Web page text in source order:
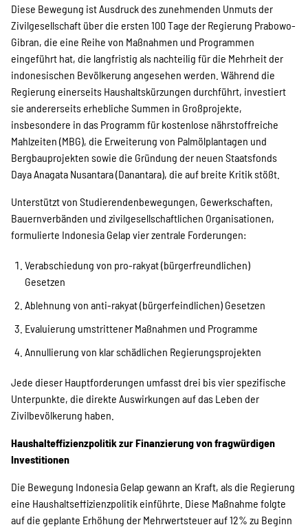
Diese Bewegung ist Ausdruck des zunehmenden Unmuts der
Zivilgesellschaft über die ersten 100 Tage der Regierung Prabowo-
Gibran, die eine Reihe von Maßnahmen und Programmen
eingeführt hat, die langfristig als nachteilig für die Mehrheit der
indonesischen Bevölkerung angesehen werden. Während die
Regierung einerseits Haushaltskürzungen durchführt, investiert
sie andererseits erhebliche Summen in Großprojekte,
insbesondere in das Programm für kostenlose nährstoffreiche
Mahlzeiten (MBG), die Erweiterung von Palmölplantagen und
Bergbauprojekten sowie die Gründung der neuen Staatsfonds
Daya Anagata Nusantara (Danantara), die auf breite Kritik stößt.
Unterstützt von Studierendenbewegungen, Gewerkschaften,
Bauernverbänden und zivilgesellschaftlichen Organisationen,
formulierte Indonesia Gelap vier zentrale Forderungen:
Verabschiedung von pro-rakyat (bürgerfreundlichen)
Gesetzen
Ablehnung von anti-rakyat (bürgerfeindlichen) Gesetzen
Evaluierung umstrittener Maßnahmen und Programme
Annullierung von klar schädlichen Regierungsprojekten
Jede dieser Hauptforderungen umfasst drei bis vier spezifische
Unterpunkte, die direkte Auswirkungen auf das Leben der
Zivilbevölkerung haben.
Haushalteffizienzpolitik zur Finanzierung von fragwürdigen
Investitionen
Die Bewegung Indonesia Gelap gewann an Kraft, als die Regierung
eine Haushaltseffizienzpolitik einführte. Diese Maßnahme folgte
auf die geplante Erhöhung der Mehrwertsteuer auf 12% zu Beginn